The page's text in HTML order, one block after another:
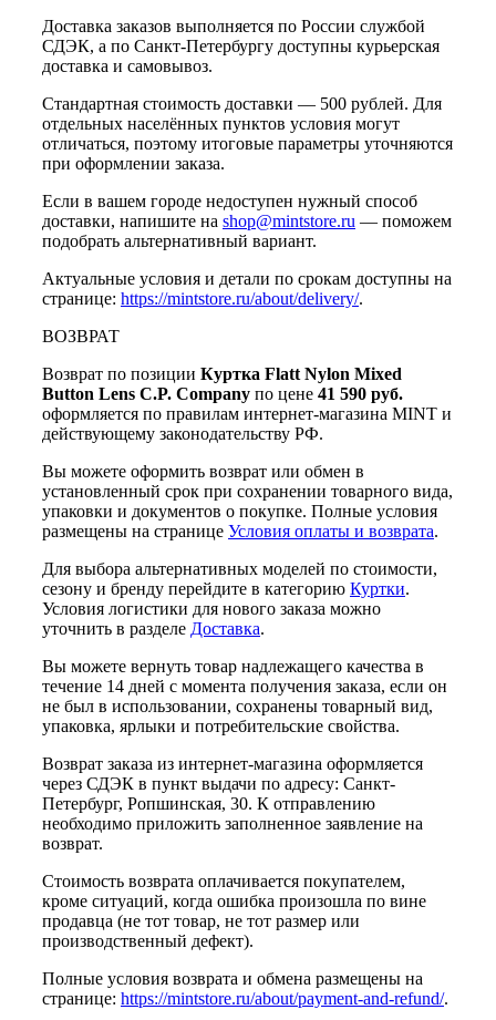
Доставка заказов выполняется по России службой
СДЭК, а по Санкт-Петербургу доступны курьерская
доставка и самовывоз.
Стандартная стоимость доставки — 500 рублей. Для
отдельных населённых пунктов условия могут
отличаться, поэтому итоговые параметры уточняются
при оформлении заказа.
Если в вашем городе недоступен нужный способ
доставки, напишите на shop@mintstore.ru — поможем
подобрать альтернативный вариант.
Актуальные условия и детали по срокам доступны на
странице: https://mintstore.ru/about/delivery/.
ВОЗВРАТ
Возврат по позиции Куртка Flatt Nylon Mixed
Button Lens C.P. Company по цене 41 590 руб.
оформляется по правилам интернет-магазина MINT и
действующему законодательству РФ.
Вы можете оформить возврат или обмен в
установленный срок при сохранении товарного вида,
упаковки и документов о покупке. Полные условия
размещены на странице Условия оплаты и возврата.
Для выбора альтернативных моделей по стоимости,
сезону и бренду перейдите в категорию Куртки.
Условия логистики для нового заказа можно
уточнить в разделе Доставка.
Вы можете вернуть товар надлежащего качества в
течение 14 дней с момента получения заказа, если он
не был в использовании, сохранены товарный вид,
упаковка, ярлыки и потребительские свойства.
Возврат заказа из интернет-магазина оформляется
через СДЭК в пункт выдачи по адресу: Санкт-
Петербург, Ропшинская, 30. К отправлению
необходимо приложить заполненное заявление на
возврат.
Стоимость возврата оплачивается покупателем,
кроме ситуаций, когда ошибка произошла по вине
продавца (не тот товар, не тот размер или
производственный дефект).
Полные условия возврата и обмена размещены на
странице: https://mintstore.ru/about/payment-and-refund/.